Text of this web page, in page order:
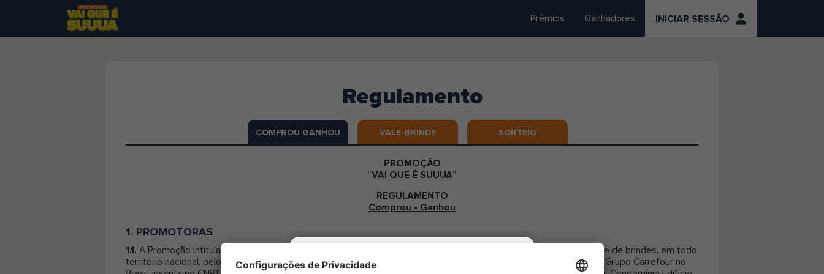
Prêmios Ganhadores INICIAR SESSÃO
Regulamento
COMPROU GANHOU VALE-BRINDE SORTEIO
PROMOÇÃO
“VAI QUE É SUUUA”
REGULAMENTO
Comprou - Ganhou
1. PROMOTORAS
1.1. A Promoção intitulada “
” é realizada na modalidade Comprou-Ganhou, sem limite de estoque de brindes, em todo
território nacional, pelo (i)
BANCO CSF S.A.(“Carrefour Soluções Financeiras”), instituição financeira integrante do Grupo Carrefour no